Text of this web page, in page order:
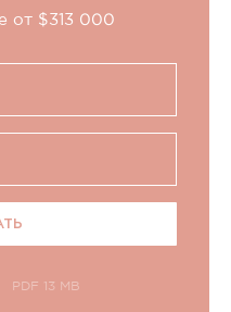
от $313 000
PDF 13 MB